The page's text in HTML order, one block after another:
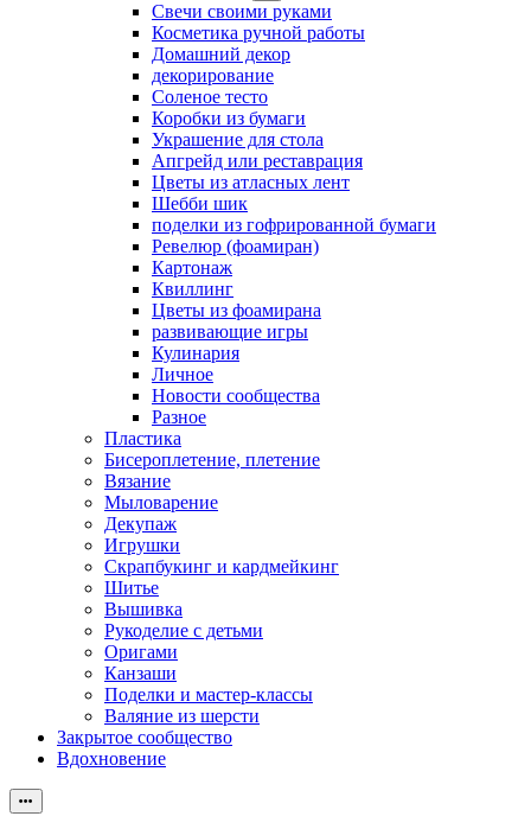
Свечи своими руками
Косметика ручной работы
Домашний декор
декорирование
Соленое тесто
Коробки из бумаги
Украшение для стола
Апгрейд или реставрация
Цветы из атласных лент
Шебби шик
поделки из гофрированной бумаги
Ревелюр (фоамиран)
Картонаж
Квиллинг
Цветы из фоамирана
развивающие игры
Кулинария
Личное
Новости сообщества
Разное
Пластика
Бисероплетение, плетение
Вязание
Мыловарение
Декупаж
Игрушки
Скрапбукинг и кардмейкинг
Шитье
Вышивка
Рукоделие с детьми
Оригами
Канзаши
Поделки и мастер-классы
Валяние из шерсти
Закрытое сообщество
Вдохновение